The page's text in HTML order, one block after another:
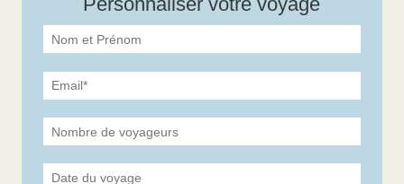
Personnaliser votre voyage